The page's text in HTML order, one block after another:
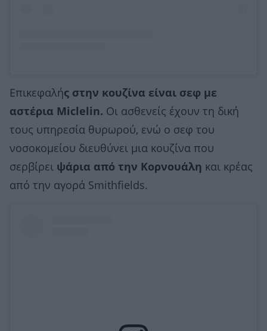
Επικεφαλής στην κουζίνα είναι σεφ με
αστέρια Μiclelin. Οι ασθενείς έχουν τη δική
τους υπηρεσία θυρωρού, ενώ ο σεφ του
νοσοκομείου διευθύνει μια κουζίνα που
σερβίρει ψάρια από την Κορνουάλη και κρέας
από την αγορά Smithfields.